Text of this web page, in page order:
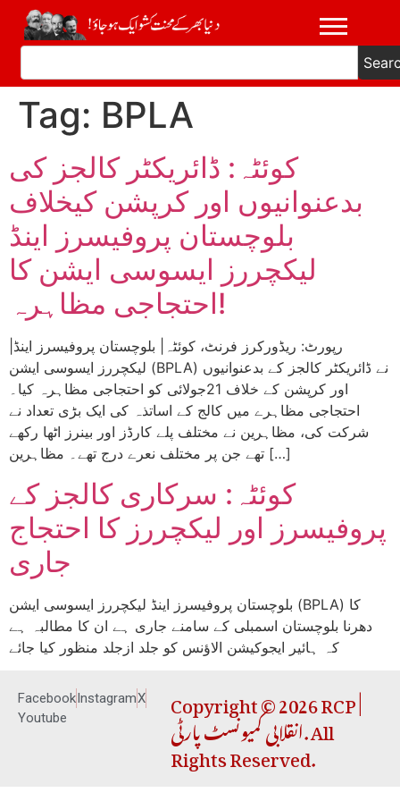
Tag: BPLA
کوئٹہ: ڈائریکٹر کالجز کی
بدعنوانیوں اور کرپشن کیخلاف
بلوچستان پروفیسرز اینڈ
لیکچررز ایسوسی ایشن کا
احتجاجی مظاہرہ!
لیکچررز ایسوسی ایشن (BPLA) نے ڈائریکٹر کالجز کے بدعنوانیوں
اور کرپشن کے خلاف 21جولائی کو احتجاجی مظاہرہ کیا۔
احتجاجی مظاہرے میں کالج کے اساتذہ کی ایک بڑی تعداد نے
شرکت کی، مظاہرین نے مختلف پلے کارڈز اور بینرز اٹھا رکھے
تھے جن پر مختلف نعرے درج تھے۔ مظاہرین […]
کوئٹہ: سرکاری کالجز کے
پروفیسرز اور لیکچررز کا احتجاج
جاری
بلوچستان پروفیسرز اینڈ لیکچررز ایسوسی ایشن (BPLA) کا
دھرنا بلوچستان اسمبلی کے سامنے جاری ہے ان کا مطالبہ ہے
کہ ہائیر ایجوکیشن الاؤنس کو جلد ازجلد منظور کیا جائے
FacebookInstagramX
Youtube
Copyright © 2026 RCP |
انقلابی کمیونسٹ پارٹی. All
Rights Reserved.